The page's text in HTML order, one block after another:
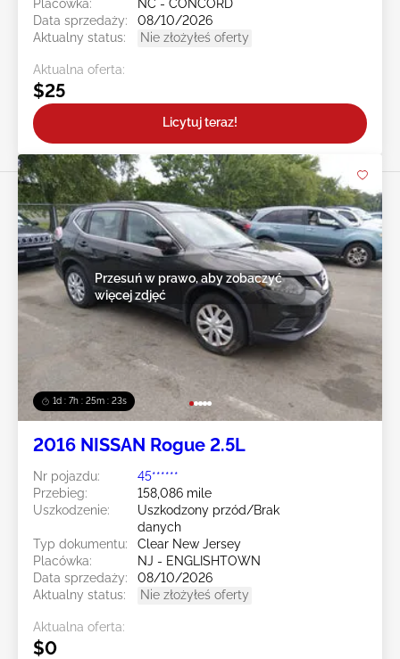
Placówka:
NC - CONCORD
Data sprzedaży:
08/10/2026
Aktualny status:
Nie złożyłeś oferty
Aktualna oferta:
$25
Licytuj teraz!
1d : 7h : 25m : 20s
Przesuń w prawo, aby zobaczyć
więcej zdjęć
2016 NISSAN Rogue 2.5L
Nr pojazdu:
45******
Przebieg:
158,086 mile
Uszkodzenie:
Uszkodzony przód/Brak
danych
Typ dokumentu:
Clear New Jersey
Placówka:
NJ - ENGLISHTOWN
Data sprzedaży:
08/10/2026
Aktualny status:
Nie złożyłeś oferty
Aktualna oferta:
$0